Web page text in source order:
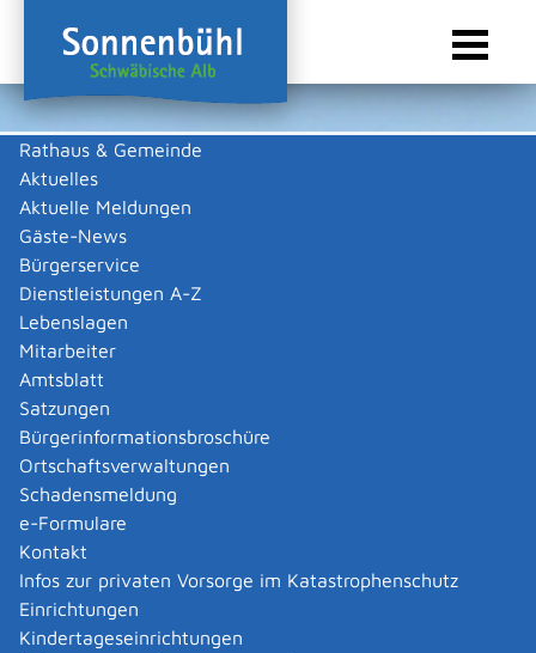
Rathaus & Gemeinde
Aktuelles
Aktuelle Meldungen
Gäste-News
Bürgerservice
Dienstleistungen A-Z
Lebenslagen
Mitarbeiter
Amtsblatt
Satzungen
Bürgerinformationsbroschüre
Ortschaftsverwaltungen
Schadensmeldung
e-Formulare
Kontakt
Infos zur privaten Vorsorge im Katastrophenschutz
Einrichtungen
Kindertageseinrichtungen
Sie sind hier:
Gewerbeliste
Keine Daten vorhanden
Zurück zur Suche
Zurück zur Suche
||